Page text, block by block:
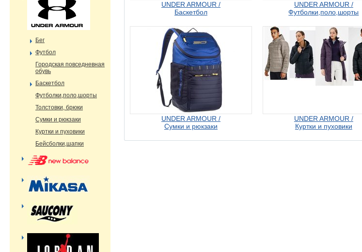
UNDER ARMOUR /
Баскетбол
UNDER ARMOUR /
Футболки,поло,шорты
UNDER ARMOUR /
Сумки и рюкзаки
UNDER ARMOUR /
Куртки и пуховики
Бег
Футбол
Городская повседневная
обувь
Баскетбол
Футболки,поло,шорты
Толстовки, брюки
Сумки и рюкзаки
Куртки и пуховики
Бейсболки,шапки